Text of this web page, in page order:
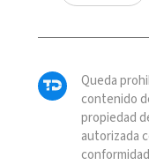
Queda
contenido
propiedad
autorizada